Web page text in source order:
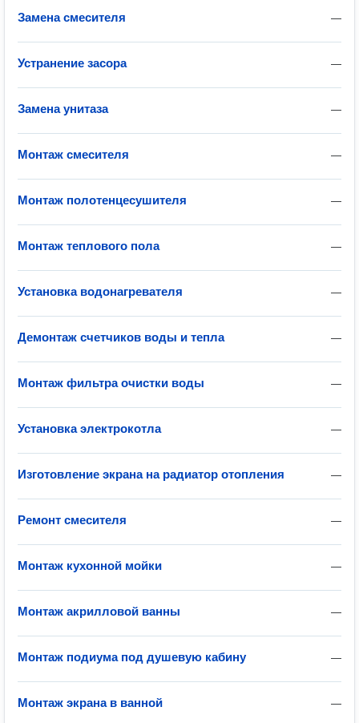
—
Замена смесителя
—
Устранение засора
—
Замена унитаза
—
Монтаж смесителя
—
Монтаж полотенцесушителя
—
Монтаж теплового пола
—
Установка водонагревателя
—
Демонтаж счетчиков воды и тепла
—
Монтаж фильтра очистки воды
—
Установка электрокотла
—
Изготовление экрана на радиатор отопления
—
Ремонт смесителя
—
Монтаж кухонной мойки
—
Монтаж акрилловой ванны
—
Монтаж подиума под душевую кабину
—
Монтаж экрана в ванной